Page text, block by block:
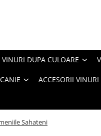
VINURI DUPA CULOARE
ACCESORII VINURI
Sahateni